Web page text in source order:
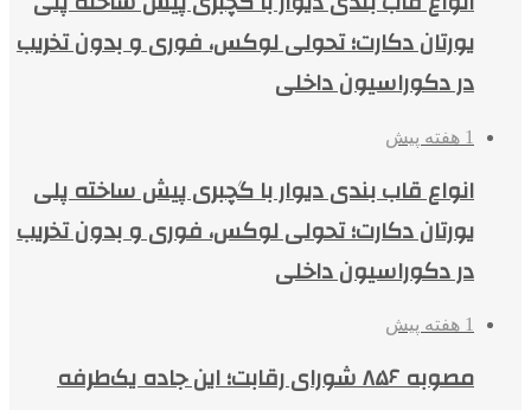
یورتان دکارت؛ تحولی لوکس، فوری و بدون تخریب
در دکوراسیون داخلی
1 هفته پیش
انواع قاب بندی دیوار با گچبری پیش ساخته پلی
یورتان دکارت؛ تحولی لوکس، فوری و بدون تخریب
در دکوراسیون داخلی
1 هفته پیش
مصوبه ۸۵۶ شورای رقابت؛ این جاده یک‌طرفه